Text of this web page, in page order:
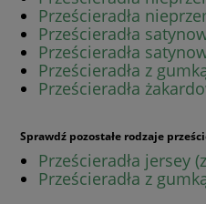
Prześcieradła
Prześcieradła
Prześcieradła
Prześcieradła z
Prześcieradła
Sprawdź pozostałe rodzaje
Prześcieradła jersey
Prześcieradła z